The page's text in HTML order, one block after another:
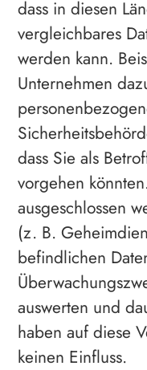
dass in diesen
vergleichbares
werden kann.
Unternehmen
dass Sie als
vorgehen
ausgeschlossen
(z. B.
befindlichen
auswerten und
haben auf diese
keinen Einfluss.